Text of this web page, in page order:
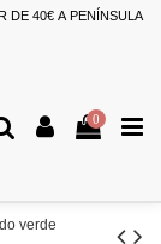
DE 40€ A PENÍNSULA
0
verde